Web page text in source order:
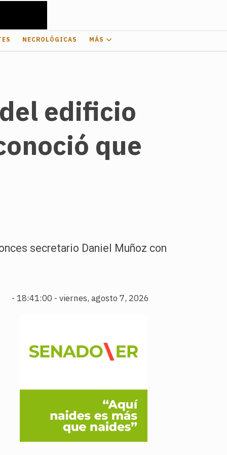
NECROLÓGICAS MÁS
edificio
que
secretario Daniel Muñoz con
- 18:41:01 - viernes, agosto 7, 2026